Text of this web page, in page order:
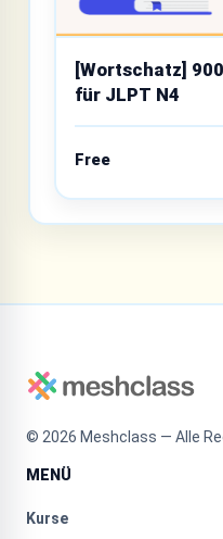
[Wortschatz]
für JLPT N4
Free
© 2026 Meshclass — Alle
MENÜ
Kurse